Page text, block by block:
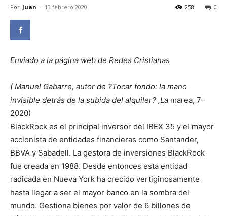
Por Juan - 13 febrero 2020 0
258
Enviado a la página web de Redes Cristianas
( Manuel Gabarre, autor de ?Tocar fondo: la mano
invisible detrás de la subida del alquiler? ,La marea, 7–
2020)
BlackRock es el principal inversor del IBEX 35 y el mayor
accionista de entidades financieras como Santander,
BBVA y Sabadell. La gestora de inversiones BlackRock
fue creada en 1988. Desde entonces esta entidad
radicada en Nueva York ha crecido vertiginosamente
hasta llegar a ser el mayor banco en la sombra del
mundo. Gestiona bienes por valor de 6 billones de